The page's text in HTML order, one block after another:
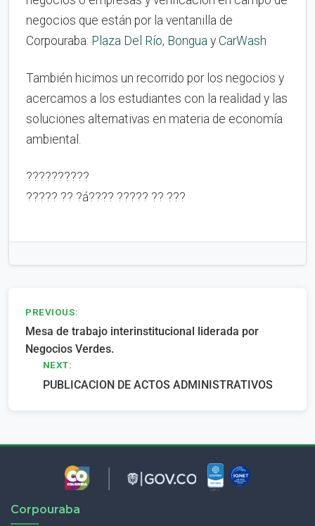
negocios que están por la ventanilla de
Corpouraba: Plaza Del Río, Bongua y CarWash
También hicimos un recorrido por los negocios y
acercamos a los estudiantes con la realidad y las
soluciones alternativas en materia de economía
ambiental.
??????????
????? ?? ?á???? ????? ?? ???
Navegación
de
entradas
PREVIOUS:
Mesa de trabajo interinstitucional liderada por
Negocios Verdes.
NEXT:
PUBLICACION DE ACTOS ADMINISTRATIVOS
Corpouraba